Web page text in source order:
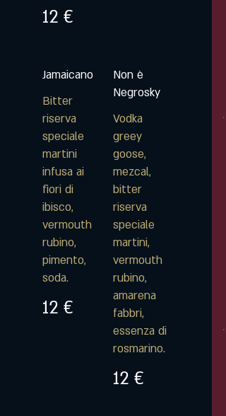
12 €
Jamaicano
Bitter
riserva
speciale
martini
infusa ai
fiori di
ibisco,
vermouth
rubino,
pimento,
soda.
12 €
Non è
Negrosky
Vodka
greey
goose,
mezcal,
bitter
riserva
speciale
martini,
vermouth
rubino,
amarena
fabbri,
essenza di
rosmarino.
12 €